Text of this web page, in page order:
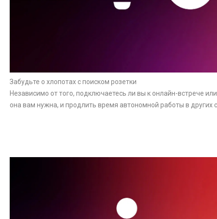
Забудьте о хлопотах с поиском розетки
Независимо от того, подключаетесь ли вы к онлайн-встрече
она вам нужна, и продлить время автономной работы в других